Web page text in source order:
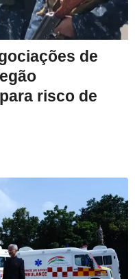
de
risco de